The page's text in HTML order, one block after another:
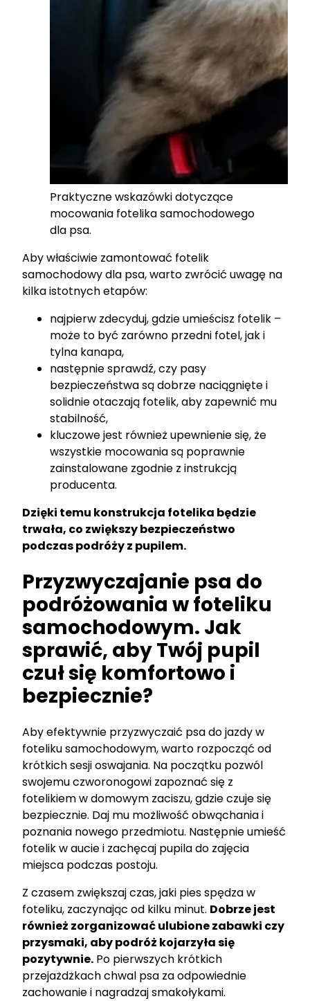
Praktyczne wskazówki dotyczące
mocowania fotelika samochodowego
dla psa.
Aby właściwie zamontować fotelik
samochodowy dla psa, warto zwrócić uwagę na
kilka istotnych etapów:
najpierw zdecyduj, gdzie umieścisz fotelik –
może to być zarówno przedni fotel, jak i
tylna kanapa,
następnie sprawdź, czy pasy
bezpieczeństwa są dobrze naciągnięte i
solidnie otaczają fotelik, aby zapewnić mu
stabilność,
kluczowe jest również upewnienie się, że
wszystkie mocowania są poprawnie
zainstalowane zgodnie z instrukcją
producenta.
Dzięki temu konstrukcja fotelika będzie
trwała, co zwiększy bezpieczeństwo
podczas podróży z pupilem.
Przyzwyczajanie psa do
podróżowania w foteliku
samochodowym. Jak
sprawić, aby Twój pupil
czuł się komfortowo i
bezpiecznie?
Aby efektywnie przyzwyczaić psa do jazdy w
foteliku samochodowym, warto rozpocząć od
krótkich sesji oswajania. Na początku pozwól
swojemu czworonogowi zapoznać się z
fotelikiem w domowym zaciszu, gdzie czuje się
bezpiecznie. Daj mu możliwość obwąchania i
poznania nowego przedmiotu. Następnie umieść
fotelik w aucie i zachęcaj pupila do zajęcia
miejsca podczas postoju.
Z czasem zwiększaj czas, jaki pies spędza w
foteliku, zaczynając od kilku minut. Dobrze jest
również zorganizować ulubione zabawki czy
przysmaki, aby podróż kojarzyła się
pozytywnie. Po pierwszych krótkich
przejażdżkach chwal psa za odpowiednie
zachowanie i nagradzaj smakołykami.